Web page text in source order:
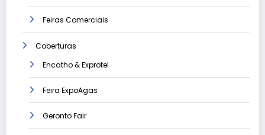
Feiras Comerciais
Coberturas
Encatho & Exprotel
Feira ExpoAgas
Geronto Fair